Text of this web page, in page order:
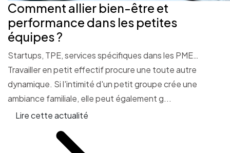
Comment allier bien-être et
performance dans les petites
équipes ?
Startups, TPE, services spécifiques dans les PME…
Travailler en petit effectif procure une toute autre
dynamique. Si l'intimité d'un petit groupe crée une
ambiance familiale, elle peut également g...
Lire cette actualité